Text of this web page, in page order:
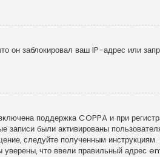
он заблокировал ваш IP-адрес или
поддержка COPPA и при
записи были активированы
следуйте полученным
что ввели правильный адрес